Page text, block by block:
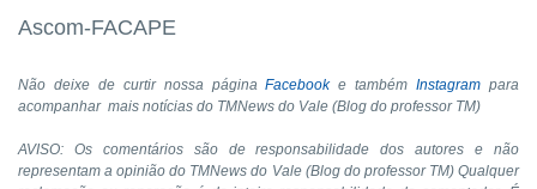
Ascom-FACAPE
Não deixe de curtir nossa páginaFacebooke tambémInstagram para
acompanhar mais notícias do TMNews do Vale (Blog do professor TM)
AVISO: Os comentários são de responsabilidade dos autores e não
representam a opinião do TMNews do Vale (Blog do professor TM) Qualquer